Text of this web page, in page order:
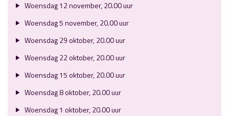
Woensdag 12 november, 20.00 uur
Woensdag 5 november, 20.00 uur
Woensdag 29 oktober, 20.00 uur
Woensdag 22 oktober, 20.00 uur
Woensdag 15 oktober, 20.00 uur
Woensdag 8 oktober, 20.00 uur
Woensdag 1 oktober, 20.00 uur